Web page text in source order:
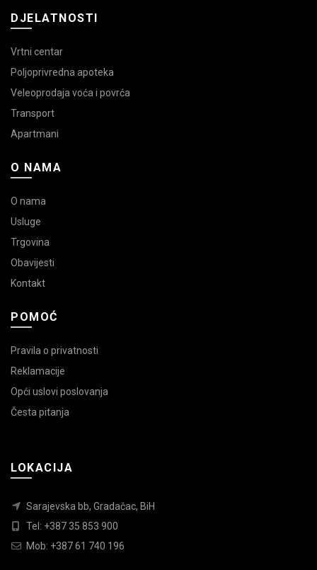
DJELATNOSTI
Vrtni centar
Poljoprivredna apoteka
Veleoprodaja voća i povrća
Transport
Apartmani
O NAMA
O nama
Usluge
Trgovina
Obavijesti
Kontakt
POMOĆ
Pravila o privatnosti
Reklamacije
Opći uslovi poslovanja
Česta pitanja
LOKACIJA
Sarajevska bb, Gradačac, BiH
Tel: +387 35 853 900
Mob: +387 61 740 196